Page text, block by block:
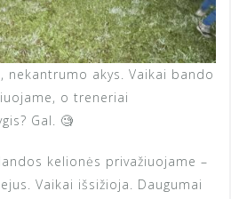
nekantrumo akys. Vaikai bando
o treneriai
Gal. 🧐
kelionės privažiuojame –
Vaikai išsižioja. Daugumai